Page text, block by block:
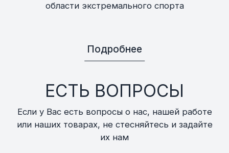
области экстремального спорта
Подробнее
ЕСТЬ ВОПРОСЫ
Если у Вас есть вопросы о нас, нашей работе
или наших товарах, не стесняйтесь и задайте
их нам